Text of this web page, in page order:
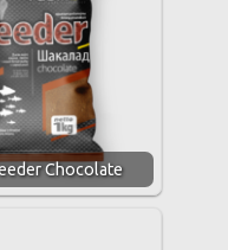
Chocolate